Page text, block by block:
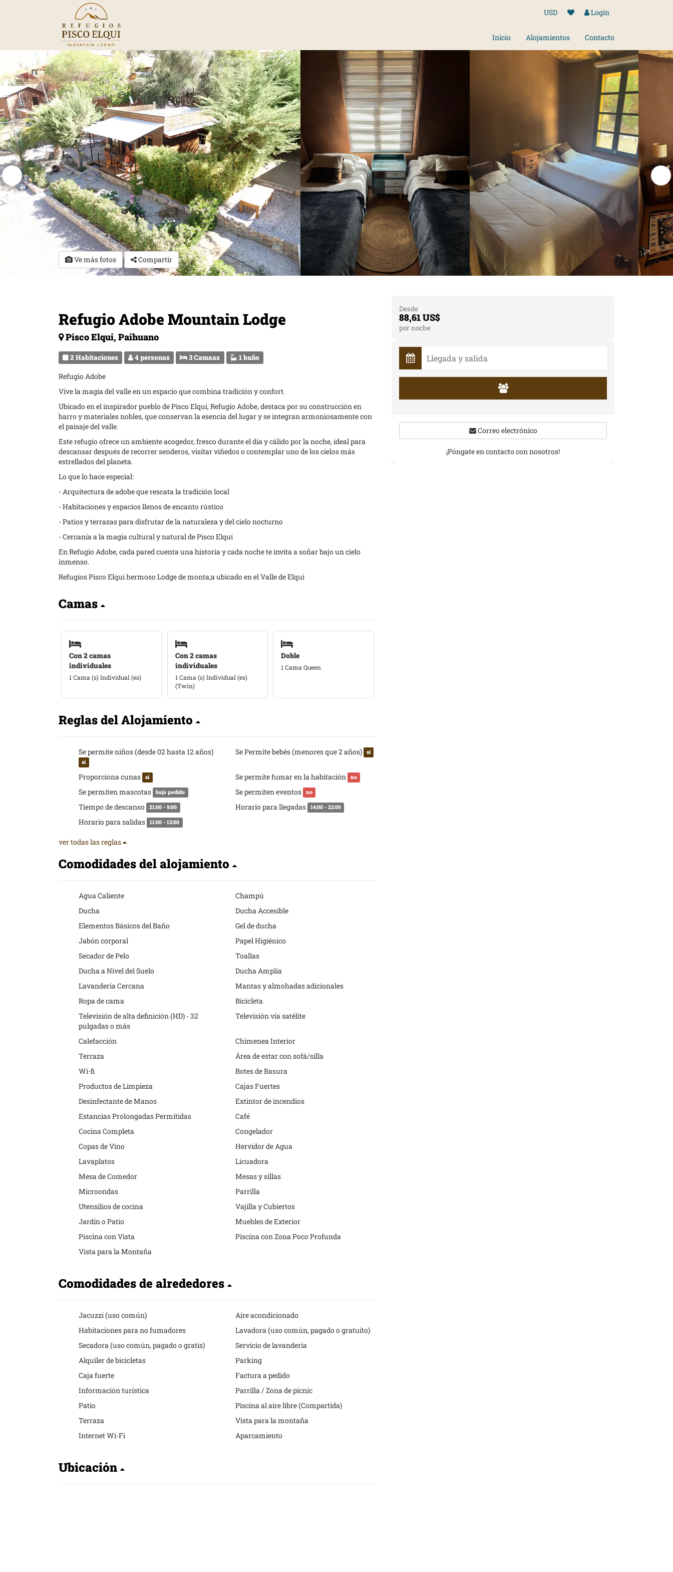
USD Login
Inicio Alojamientos Contacto
Ve más fotos Compartir
Refugio Adobe Mountain Lodge
Pisco Elqui, Paihuano
2 Habitaciones 4 personas 3 Camaas 1 baño
Refugio Adobe
Vive la magia del valle en un espacio que combina tradición y confort.
Ubicado en el inspirador pueblo de Pisco Elqui, Refugio Adobe, destaca por su construcción en
barro y materiales nobles, que conservan la esencia del lugar y se integran armoniosamente con
el paisaje del valle.
Este refugio ofrece un ambiente acogedor, fresco durante el día y cálido por la noche, ideal para
descansar después de recorrer senderos, visitar viñedos o contemplar uno de los cielos más
estrellados del planeta.
Lo que lo hace especial:
- Arquitectura de adobe que rescata la tradición local
- Habitaciones y espacios llenos de encanto rústico
- Patios y terrazas para disfrutar de la naturaleza y del cielo nocturno
- Cercanía a la magia cultural y natural de Pisco Elqui
En Refugio Adobe, cada pared cuenta una historia y cada noche te invita a soñar bajo un cielo
inmenso.
Refugios Pisco Elqui hermoso Lodge de monta;a ubicado en el Valle de Elqui
Camas
Con 2 camas
individuales
1 Cama (s) Individual (es)
Con 2 camas
individuales
1 Cama (s) Individual (es)
(Twin)
Doble
1 Cama Queen
Reglas del Alojamiento
Se permite niños (desde 02 hasta 12 años)
sí
Se Permite bebés (menores que 2 años) sí
Proporciona cunas sí Se permite fumar en la habitación no
Se permiten mascotas bajo pedido Se permiten eventos no
Tiempo de descanso 21:00 - 9:00 Horario para llegadas 14:00 - 22:00
Horario para salidas 11:00 - 12:00
ver todas las reglas
Comodidades del alojamiento
Agua Caliente
Champú
Ducha
Ducha Accesible
Elementos Básicos del Baño
Gel de ducha
Jabón corporal
Papel Higiénico
Secador de Pelo
Toallas
Ducha a Nivel del Suelo
Ducha Amplia
Lavandería Cercana
Mantas y almohadas adicionales
Ropa de cama
Bicicleta
Televisión de alta definición (HD) - 32
pulgadas o más
Televisión vía satélite
Calefacción
Chimenea Interior
Terraza
Área de estar con sofá/silla
Wi-fi
Botes de Basura
Productos de Limpieza
Cajas Fuertes
Desinfectante de Manos
Extintor de incendios
Estancias Prolongadas Permitidas
Café
Cocina Completa
Congelador
Copas de Vino
Hervidor de Agua
Lavaplatos
Licuadora
Mesa de Comedor
Mesas y sillas
Microondas
Parrilla
Utensilios de cocina
Vajilla y Cubiertos
Jardín o Patio
Muebles de Exterior
Piscina con Vista
Piscina con Zona Poco Profunda
Vista para la Montaña
Comodidades de alrededores
Jacuzzi (uso común)
Aire acondicionado
Habitaciones para no fumadores
Lavadora (uso común, pagado o gratuito)
Secadora (uso común, pagado o gratis)
Servicio de lavandería
Alquiler de bicicletas
Parking
Caja fuerte
Factura a pedido
Información turística
Parrilla / Zona de pícnic
Patio
Piscina al aire libre (Compartida)
Terraza
Vista para la montaña
Internet Wi-Fi
Aparcamiento
Ubicación
Desde
88,61 US$
por noche
Correo electrónico
¡Póngate en contacto con nosotros!